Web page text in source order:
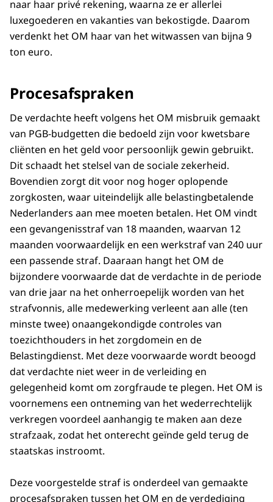
naar haar privé rekening, waarna ze er allerlei
luxegoederen en vakanties van bekostigde. Daarom
verdenkt het OM haar van het witwassen van bijna 9
ton euro.
Procesafspraken
De verdachte heeft volgens het OM misbruik gemaakt
van PGB-budgetten die bedoeld zijn voor kwetsbare
cliënten en het geld voor persoonlijk gewin gebruikt.
Dit schaadt het stelsel van de sociale zekerheid.
Bovendien zorgt dit voor nog hoger oplopende
zorgkosten, waar uiteindelijk alle belastingbetalende
Nederlanders aan mee moeten betalen. Het OM vindt
een gevangenisstraf van 18 maanden, waarvan 12
maanden voorwaardelijk en een werkstraf van 240 uur
een passende straf. Daaraan hangt het OM de
bijzondere voorwaarde dat de verdachte in de periode
van drie jaar na het onherroepelijk worden van het
strafvonnis, alle medewerking verleent aan alle (ten
minste twee) onaangekondigde controles van
toezichthouders in het zorgdomein en de
Belastingdienst. Met deze voorwaarde wordt beoogd
dat verdachte niet weer in de verleiding en
gelegenheid komt om zorgfraude te plegen. Het OM is
voornemens een ontneming van het wederrechtelijk
verkregen voordeel aanhangig te maken aan deze
strafzaak, zodat het onterecht geïnde geld terug de
staatskas instroomt.
Deze voorgestelde straf is onderdeel van gemaakte
procesafspraken tussen het OM en de verdediging